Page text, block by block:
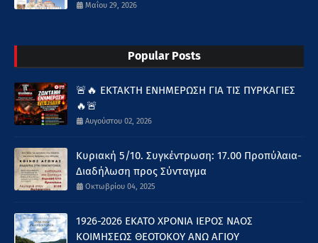
Μαΐου 29, 2026
Popular Posts
🚨🔥 ΕΚΤΑΚΤΗ ΕΝΗΜΕΡΩΣΗ ΓΙΑ ΤΙΣ ΠΥΡΚΑΓΙΕΣ
🔥🚨
Αυγούστου 02, 2026
Κυριακή 5/10. Συγκέντρωση: 17.00 Προπύλαια-
Διαδήλωση προς Σύνταγμα
Οκτωβρίου 04, 2025
1926-2026 ΕΚΑΤΟ ΧΡΟΝΙΑ ΙΕΡΟΣ ΝΑΟΣ
ΚΟΙΜΗΣΕΩΣ ΘΕΟΤΟΚΟΥ ΑΝΩ ΑΓΙΟΥ